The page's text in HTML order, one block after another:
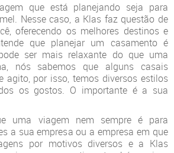
que está planejando seja para
Nesse caso, a Klas faz questão de
oferecendo os melhores destinos e
que planejar um casamento é
ser mais relaxante do que uma
nós sabemos que alguns casais
agito, por isso, temos diversos estilos
os gostos. O importante é a sua
uma viagem nem sempre é para
a sua empresa ou a empresa em que
por motivos diversos e a Klas